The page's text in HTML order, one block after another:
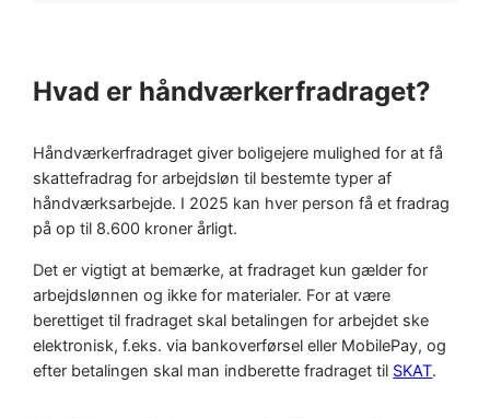
Hvad er håndværkerfradraget?
Håndværkerfradraget giver boligejere mulighed for at få
skattefradrag for arbejdsløn til bestemte typer af
håndværksarbejde. I 2025 kan hver person få et fradrag
på op til 8.600 kroner årligt.
Det er vigtigt at bemærke, at fradraget kun gælder for
arbejdslønnen og ikke for materialer. For at være
berettiget til fradraget skal betalingen for arbejdet ske
elektronisk, f.eks. via bankoverførsel eller MobilePay, og
efter betalingen skal man indberette fradraget til SKAT.